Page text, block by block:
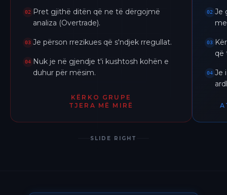
02
Pret gjithë ditën që ne të dërgojmë
analiza (Overtrade).
03 Je përson rrezikues që s'ndjek rregullat.
04 Nuk je në gjendje t'i kushtosh kohën e
duhur për mësim.
KËRKO GRUPE
TJERA MË MIRË
02 Je
03
që
04 Je
SLIDE RIGHT